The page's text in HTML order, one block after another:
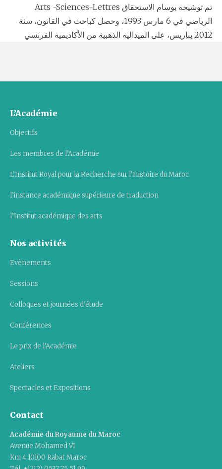
Arts -Sciences-Lettres تم توشيحه بوسام الاستحقاق
الرياضي في 6 مارس 1993، وحصل كباحث في القانون، سنة
2012 بباريس، على الميدالية الذهبية من الأكاديمية الفرنسي
L’Académie
Objectifs
Les membres de l’Académie
L’Institut Royal pour la Recherche sur l’Histoire du Maroc
l’instance académique supérieure de traduction
l’Institut académique des arts
Nos activités
Evènements
Sessions
Colloques et journées d’étude
Conférences
Le prix de l’Académie
Ateliers
Spectacles et Expositions
Contact
Académie du Royaume du Maroc
Avenue Mohamed VI
Km 4 10100 Rabat Maroc